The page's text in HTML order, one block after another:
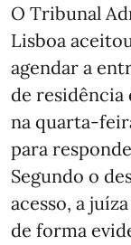
O Tribunal
Lisboa
agendar a
de
na quarta-
para
Segundo o
acesso, a
de forma